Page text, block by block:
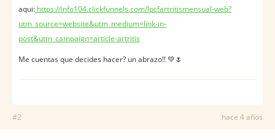
aqui: https://info104.clickfunnels.com/lpcfartritismensual-web?
utm_source=website&utm_medium=link-in-
post&utm_campaign=article-artritis
Me cuentas que decides hacer? un abrazo!! 💚🌷
#2 hace 4 años